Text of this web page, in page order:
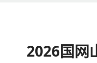
缴费确认准考证打印
2026国网